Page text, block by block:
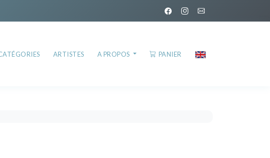
ARTISTES A PROPOS PANIER